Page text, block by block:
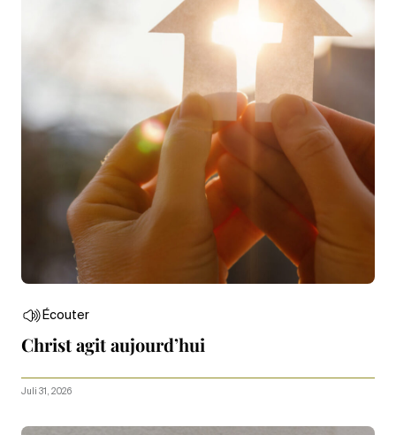
Écouter
Christ agit aujourd’hui
Juli 31, 2026